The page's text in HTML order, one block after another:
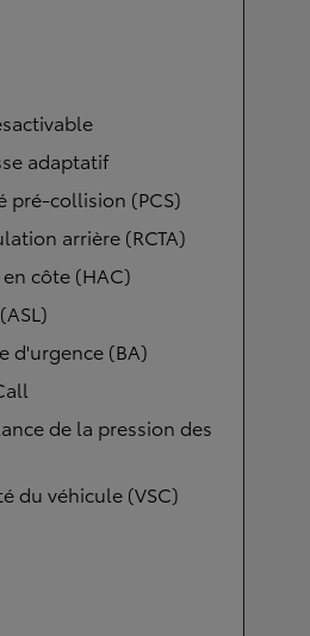
adaptatif
pré-collision (PCS)
arrière (RCTA)
côte (HAC)
d'urgence (BA)
de la pression des
du véhicule (VSC)